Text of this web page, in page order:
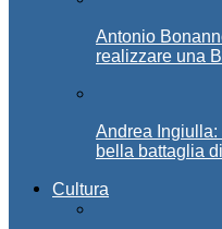
Antonio
realizzare una
Andrea Ingiulla:
bella battaglia
Cultura